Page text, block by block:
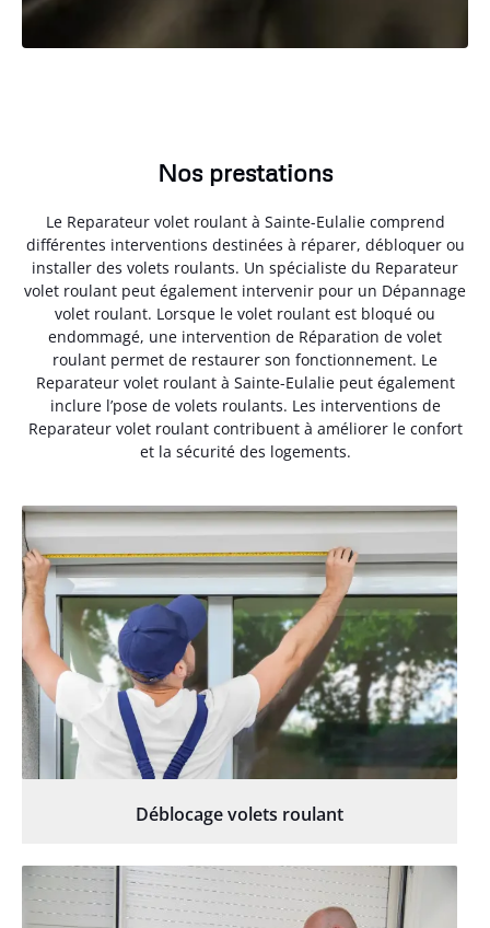
Nos prestations
Le Reparateur volet roulant à Sainte-Eulalie comprend
différentes interventions destinées à réparer, débloquer ou
installer des volets roulants. Un spécialiste du Reparateur
volet roulant peut également intervenir pour un Dépannage
volet roulant. Lorsque le volet roulant est bloqué ou
endommagé, une intervention de Réparation de volet
roulant permet de restaurer son fonctionnement. Le
Reparateur volet roulant à Sainte-Eulalie peut également
inclure l’pose de volets roulants. Les interventions de
Reparateur volet roulant contribuent à améliorer le confort
et la sécurité des logements.
Déblocage volets roulant